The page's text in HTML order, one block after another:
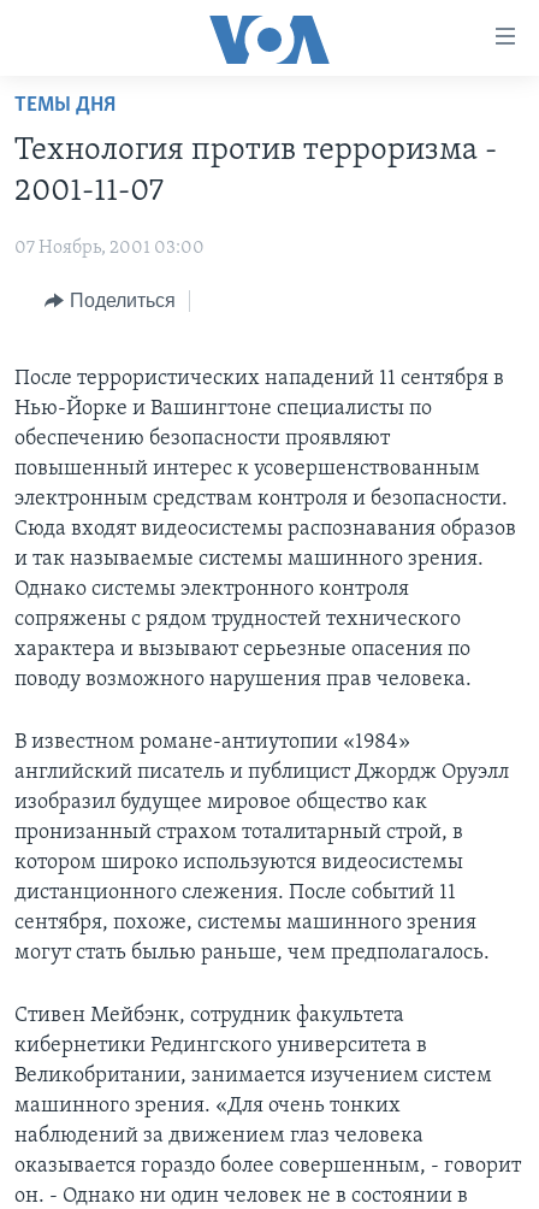
Перейти
основной
контент
навигации
поиск
НОВОСТИ ЗА МИНУТУ
ИТОГИ
ДИСКУССИЯ VOA
ДЕТАЛИ
НЬЮ-ЙОРК NEW YORK
УЧИМ АНГЛИЙСКИЙ
НАША АМЕРИКАНСКАЯ ИСТОРИЯ
АРТЕФАКТЫ
АМЕРИКАНСКИЕ ГОРОДКИ
ТЕСТЫ
ЭКСПЕРТИЗА
ИНТЕРВЬЮ
ЗА СВОБОДУ ПРЕССЫ
УЧИМ АНГЛИЙСКИЙ
ВИДЕО
ПОДПИСКА НА НОВОСТИ
Learning English
СОЦИАЛЬНЫЕ СЕТИ
Языки
ТЕМЫ ДНЯ
Технология против терроризма -
2001-11-07
07 Ноябрь, 2001 03:00
Поделиться
После террористических нападений 11 сентября в
Нью-Йорке и Вашингтоне специалисты по
обеспечению безопасности проявляют
повышенный интерес к усовершенствованным
электронным средствам контроля и безопасности.
Сюда входят видеосистемы распознавания образов
и так называемые системы машинного зрения.
Однако системы электронного контроля
сопряжены с рядом трудностей технического
характера и вызывают серьезные опасения по
поводу возможного нарушения прав человека.
В известном романе-антиутопии «1984»
английский писатель и публицист Джордж Оруэлл
изобразил будущее мировое общество как
пронизанный страхом тоталитарный строй, в
котором широко используются видеосистемы
дистанционного слежения. После событий 11
сентября, похоже, системы машинного зрения
могут стать былью раньше, чем предполагалось.
Стивен Мейбэнк, сотрудник факультета
кибернетики Редингского университета в
Великобритании, занимается изучением систем
машинного зрения. «Для очень тонких
наблюдений за движением глаз человека
оказывается гораздо более совершенным, - говорит
он. - Однако ни один человек не в состоянии в